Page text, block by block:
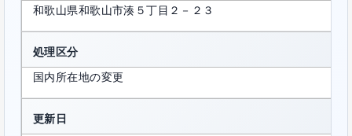
和歌山県和歌山市湊５丁目２－２３
処理区分
国内所在地の変更
更新日